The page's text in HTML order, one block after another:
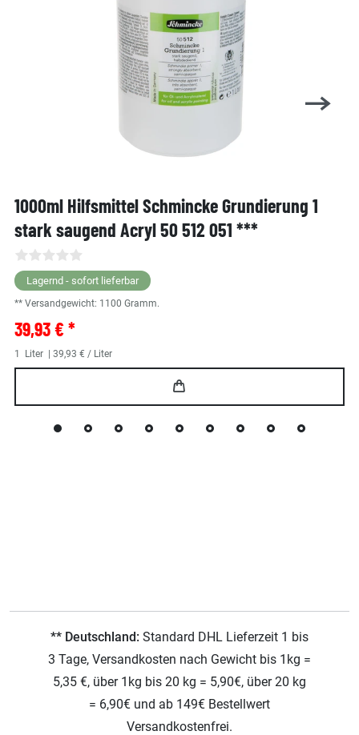
1000ml Hilfsmittel Schmincke Grundierung 1
stark saugend Acryl 50 512 051 ***
Lagernd - sofort lieferbar
** Versandgewicht: 1100 Gramm.
39,93 € *
1 Liter | 39,93 € / Liter
** Deutschland: Standard DHL Lieferzeit 1 bis
3 Tage, Versandkosten nach Gewicht bis 1kg =
5,35 €, über 1kg bis 20 kg = 5,90€, über 20 kg
= 6,90€ und ab 149€ Bestellwert
Versandkostenfrei.